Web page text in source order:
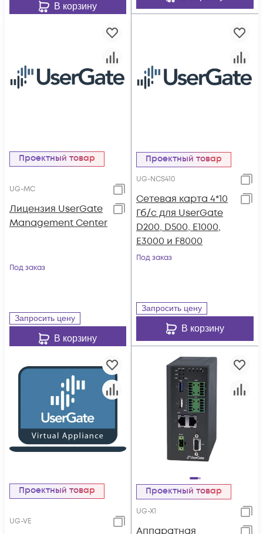
В корзину
Проектный товар
UG-MC
Лицензия UserGate
Management Center
Под заказ
Запросить цену
В корзину
Проектный товар
UG-NCS410
Сетевая карта 4*10
Гб/c для UserGate
D200, D500, E1000,
E3000 и F8000
Под заказ
Запросить цену
В корзину
Проектный товар
UG-VE
Проектный товар
UG-X1
Аппаратная